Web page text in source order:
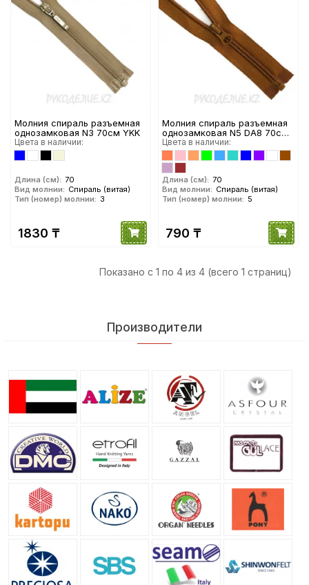
Молния спираль разъемная
однозамковая N3 70см YKK
Цвета в наличии:
Длина (см): 70
Вид молнии: Спираль (витая)
Тип (номер) молнии: 3
1830 ₸
Молния спираль разъемная
однозамковая N5 DA8 70см
YKK
Цвета в наличии:
Длина (см): 70
Вид молнии: Спираль (витая)
Тип (номер) молнии: 5
790 ₸
Показано с 1 по 4 из 4 (всего 1 страниц)
Производители